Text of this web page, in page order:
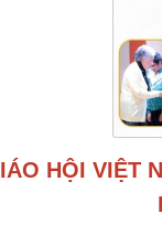
HỘI VIỆT